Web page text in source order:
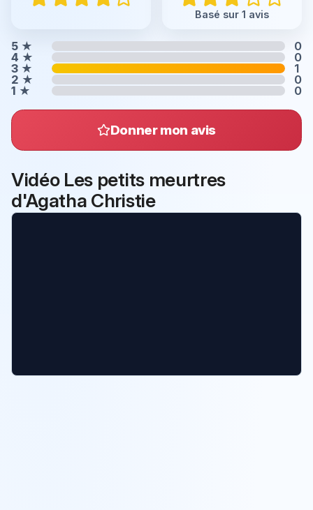
Basé sur 1 avis
5 ★
0
4 ★
0
3 ★
1
2 ★
0
1 ★ 0
Donner mon avis
Vidéo Les petits meurtres
d'Agatha Christie